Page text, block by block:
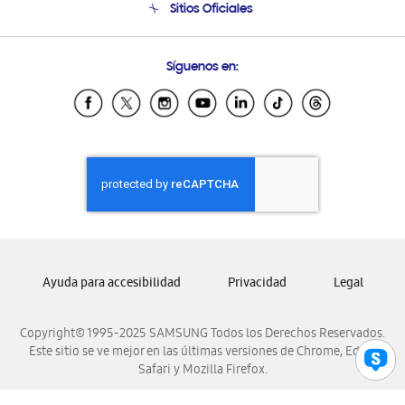
Condiciones de Compra
Soporte vía eMail
Sitios Oficiales
Samsung Ecuador
Samsung El Salvador
Samsung Honduras
Samsung Nicaragua
Samsung Panamá
Samsung Venezuela
Síguenos en:
Copyright© 1995-2025 SAMSUNG Todos los Derechos Reservados.
Este sitio se ve mejor en las últimas versiones de Chrome, Edge,
Safari y Mozilla Firefox.
Ayuda para accesibilidad Privacidad Legal